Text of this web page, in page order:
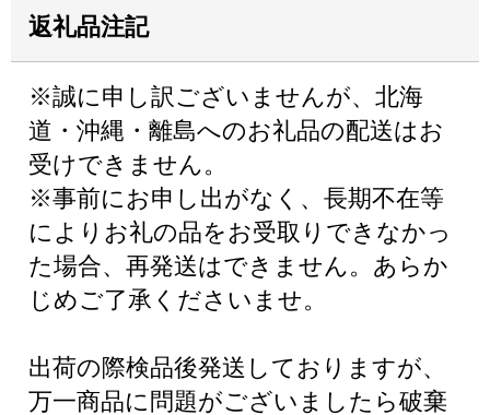
返礼品注記
※誠に申し訳ございませんが、北海
道・沖縄・離島へのお礼品の配送はお
受けできません。
※事前にお申し出がなく、長期不在等
によりお礼の品をお受取りできなかっ
た場合、再発送はできません。あらか
じめご了承くださいませ。
出荷の際検品後発送しておりますが、
万一商品に問題がございましたら破棄